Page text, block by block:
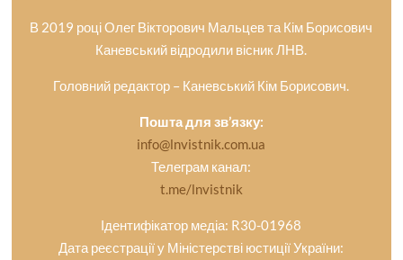
В 2019 році Олег Вікторович Мальцев та Кім Борисович
Каневський відродили вісник ЛНВ.
Головний редактор – Каневський Кім Борисович.
Пошта для зв’язку:
info@lnvistnik.com.ua
Телеграм канал:
t.me/lnvistnik
Ідентифікатор медіа: R30-01968
Дата реєстрації у Міністерстві юстиції України: